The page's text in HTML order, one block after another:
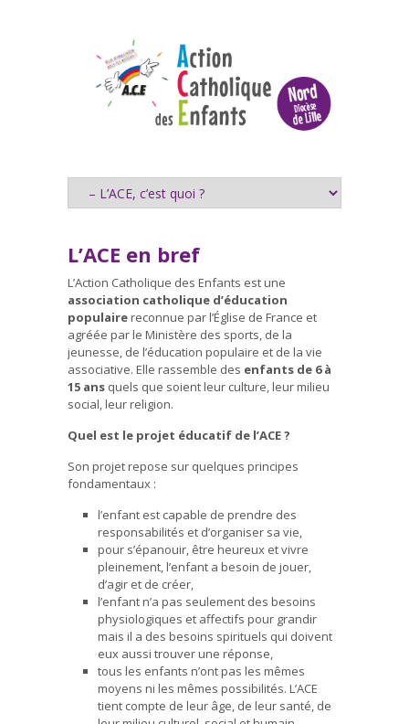
L’ACE en bref
L’Action Catholique des Enfants est une
association catholique d’éducation
populairereconnue par l’Église de France et
agréée par le Ministère des sports, de la
jeunesse, de l’éducation populaire et de la vie
associative. Elle rassemble des enfants de 6 à
15 ans quels que soient leur culture, leur milieu
social, leur religion.
Quel est le projet éducatif de l’ACE ?
Son projet repose sur quelques principes
fondamentaux :
l’enfant est capable de prendre des
responsabilités et d’organiser sa vie,
pour s’épanouir, être heureux et vivre
pleinement, l’enfant a besoin de jouer,
d’agir et de créer,
l’enfant n’a pas seulement des besoins
physiologiques et affectifs pour grandir
mais il a des besoins spirituels qui doivent
eux aussi trouver une réponse,
tous les enfants n’ont pas les mêmes
moyens ni les mêmes possibilités. L’ACE
tient compte de leur âge, de leur santé, de